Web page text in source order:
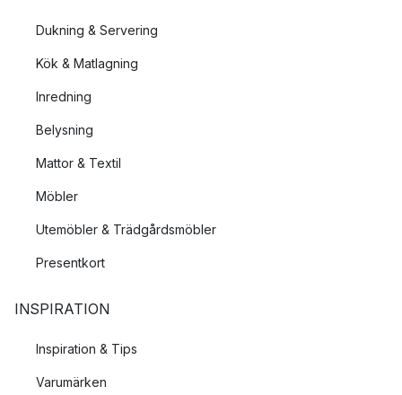
Dukning & Servering
Kök & Matlagning
Inredning
Belysning
Mattor & Textil
Möbler
Utemöbler & Trädgårdsmöbler
Presentkort
INSPIRATION
Inspiration & Tips
Varumärken